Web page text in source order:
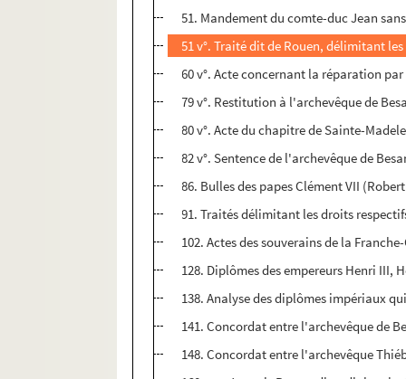
51. Mandement du comte-duc Jean
51 v°. Traité dit de Rouen, délimitant
60 v°. Acte concernant la réparation
79 v°. Restitution à l'archevêque de
80 v°. Acte du chapitre de Sainte-
82 v°. Sentence de l'archevêque de
86. Bulles des papes Clément VII
91. Traités délimitant les droits
102. Actes des souverains de la
128. Diplômes des empereurs Henri III,
138. Analyse des diplômes impériaux
141. Concordat entre l'archevêque de
148. Concordat entre l'archevêque